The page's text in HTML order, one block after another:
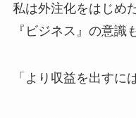
私は外注化をはじめ
『ビジネス』の意識
「より収益を出すに